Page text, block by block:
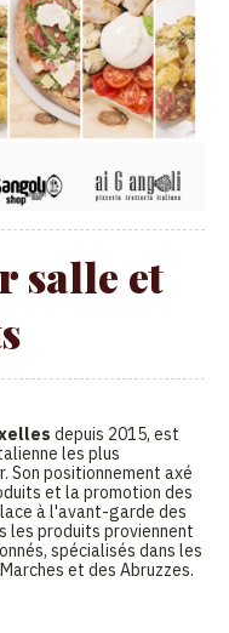
salle et
depuis 2015, est
les plus
Son positionnement axé
et la promotion des
à l'avant-garde des
les produits proviennent
spécialisés dans les
et des Abruzzes.